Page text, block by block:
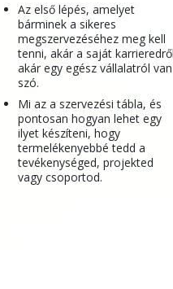
Az első lépés, amelyet
bárminek a sikeres
megszervezéséhez meg kell
tenni, akár a saját
akár egy egész vállalatról van
szó.
Mi az a szervezési tábla, és
pontosan hogyan lehet egy
ilyet készíteni, hogy
termelékenyebbé tedd a
tevékenységed, projekted
vagy csoportod.